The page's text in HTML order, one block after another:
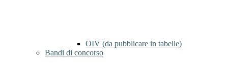
OIV (da pubblicare in tabelle)
Bandi di concorso